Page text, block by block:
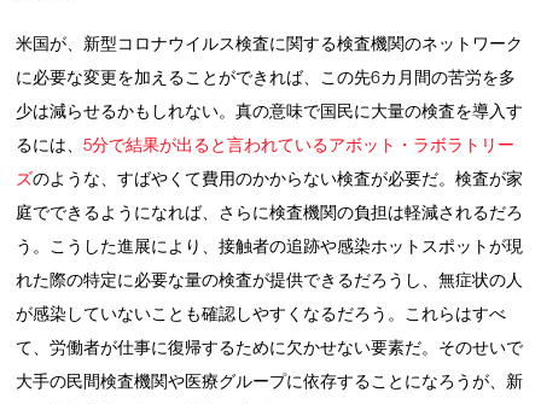
米国が、新型コロナウイルス検査に関する検査機関のネットワーク
に必要な変更を加えることができれば、この先6カ月間の苦労を多
少は減らせるかもしれない。真の意味で国民に大量の検査を導入す
るには、5分で結果が出ると言われているアボット・ラボラトリー
ズのような、すばやくて費用のかからない検査が必要だ。検査が家
庭でできるようになれば、さらに検査機関の負担は軽減されるだろ
う。こうした進展により、接触者の追跡や感染ホットスポットが現
れた際の特定に必要な量の検査が提供できるだろうし、無症状の人
が感染していないことも確認しやすくなるだろう。これらはすべ
て、労働者が仕事に復帰するために欠かせない要素だ。そのせいで
大手の民間検査機関や医療グループに依存することになろうが、新